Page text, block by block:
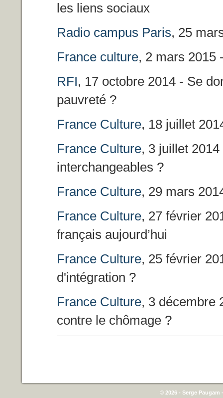
les liens sociaux
Radio campus Paris, 25
France culture, 2 mars 2015
RFI, 17 octobre 2014 - Se
pauvreté ?
France Culture, 18 juillet
France Culture, 3 juillet
interchangeables ?
France Culture, 29 mars
France Culture, 27 février
français aujourd’hui
France Culture, 25 février
d'intégration ?
France Culture, 3 décembre
contre le chômage ?
© 2026 - Serge